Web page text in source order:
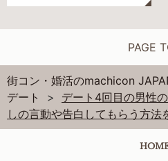
PAGE
街コン・婚活のmachicon
デート
デート4回目の男性
しの言動や告白してもらう方法